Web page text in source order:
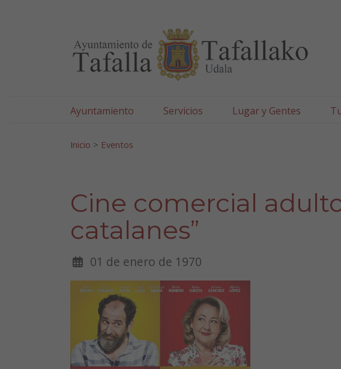
Ayuntamiento Servicios Lugar y Gentes
Inicio > Eventos
Cine comercial
catalanes”
01 de enero de 1970